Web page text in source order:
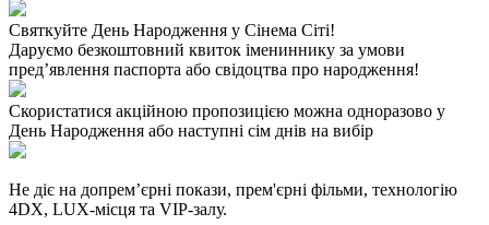
Святкуйте День Народження у Сінема Сіті!
Даруємо безкоштовний квиток імениннику за умови
пред’явлення паспорта або свідоцтва про народження!
Скористатися акційною пропозицією можна одноразово у
День Народження або наступні сім днів на вибір
Не діє на допрем’єрні покази, прем'єрні фільми, технологію
4DX, LUX-місця та VIP-залу.